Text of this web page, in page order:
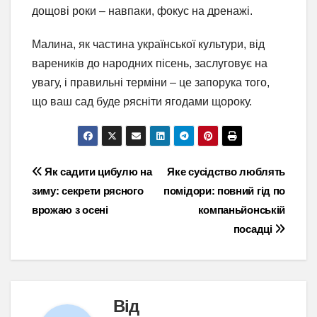
дощові роки – навпаки, фокус на дренажі.
Малина, як частина української культури, від
вареників до народних пісень, заслуговує на
увагу, і правильні терміни – це запорука того,
що ваш сад буде рясніти ягодами щороку.
Навігація
записів
Яке сусідство люблять
помідори: повний гід по
компаньйонській
посадці
Як садити цибулю на
зиму: секрети рясного
врожаю з осені
Від